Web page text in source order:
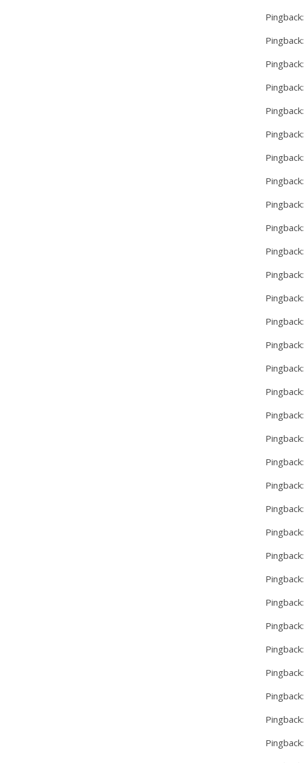
Pingback:
Pingback:
Pingback:
Pingback:
Pingback:
Pingback:
Pingback:
Pingback:
Pingback:
Pingback:
Pingback:
Pingback:
Pingback:
Pingback:
Pingback:
Pingback:
Pingback:
Pingback:
Pingback:
Pingback:
Pingback:
Pingback:
Pingback:
Pingback:
Pingback:
Pingback:
Pingback:
Pingback:
Pingback:
Pingback:
Pingback:
Pingback: